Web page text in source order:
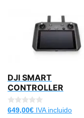
DJI SMART
CONTROLLER
0
649,00€ IVA incluido